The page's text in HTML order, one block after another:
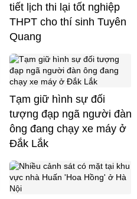
tiết lịch thi lại tốt nghiệp
THPT cho thí sinh Tuyên
Quang
Tạm giữ hình sự đối
tượng đạp ngã người đàn
ông đang chạy xe máy ở
Đắk Lắk